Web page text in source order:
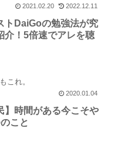
2021.02.20 2022.12.11
トDaiGoの勉強法が究
介！5倍速でアレを聴
これ。
2020.01.04
】時間がある今こそや
こと